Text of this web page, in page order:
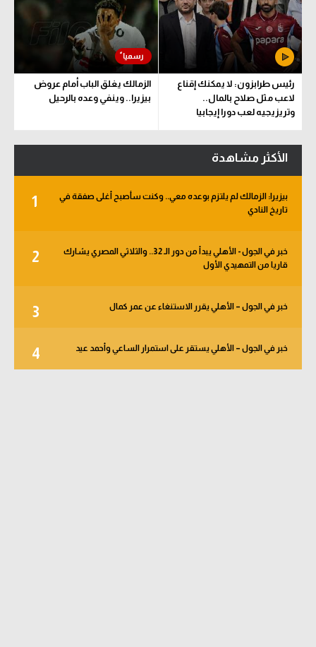
رئيس طرابزون: لا يمكنك إقناع
لاعب مثل صلاح بالمال..
وتريزيجيه لعب دورا إيجابيا
الزمالك يغلق الباب أمام عروض
بيزيرا.. وينفي وعده بالرحيل
الأكثر مشاهدة
1
بيزيرا: الزمالك لم يلتزم بوعده معي.. وكنت سأصبح أغلى صفقة في
تاريخ النادي
2
خبر في الجول - الأهلي يبدأ من دور الـ 32.. والثلاثي المصري يشارك
قاريا من التمهيدي الأول
3 خبر في الجول – الأهلي يقرر الاستنغاء عن عمر كمال
4 خبر في الجول – الأهلي يستقر على استمرار الساعي وأحمد عيد